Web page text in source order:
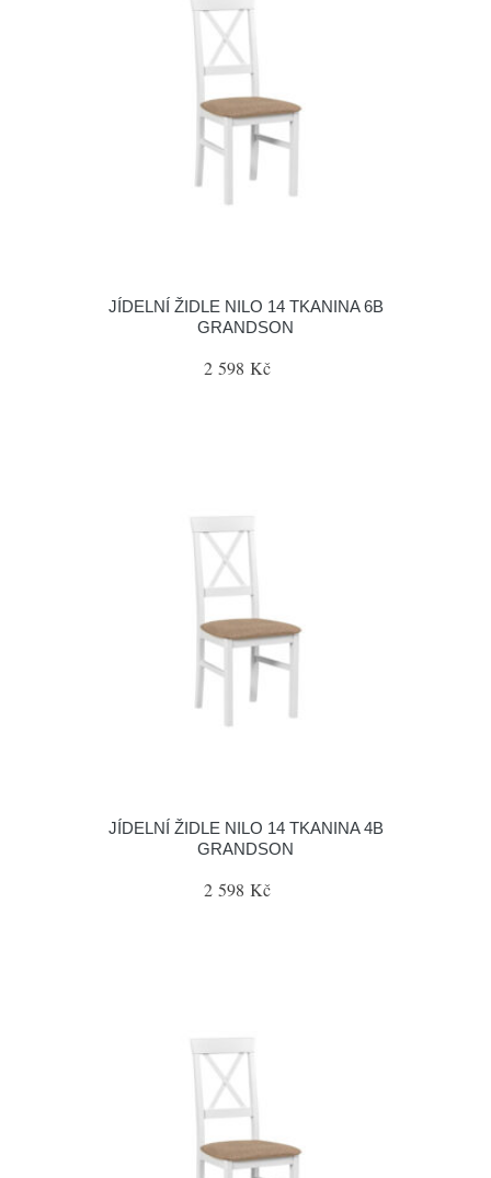
JÍDELNÍ ŽIDLE NILO 14 TKANINA 6B
GRANDSON
2 598 Kč
JÍDELNÍ ŽIDLE NILO 14 TKANINA 4B
GRANDSON
2 598 Kč